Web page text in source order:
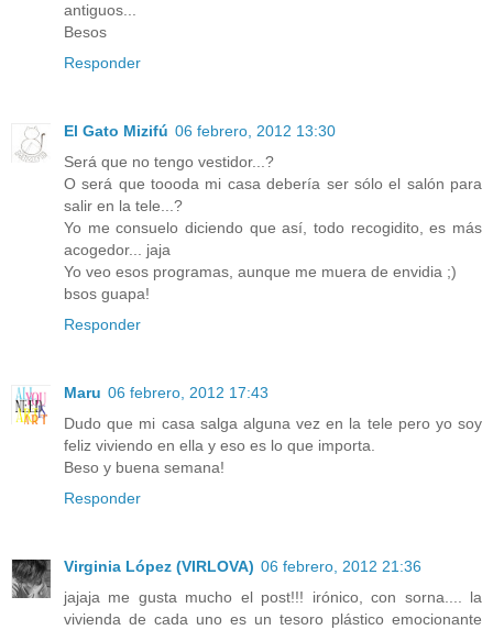
antiguos...
Besos
Responder
El Gato Mizifú 06 febrero, 2012 13:30
Será que no tengo vestidor...?
O será que toooda mi casa debería ser sólo el salón para
salir en la tele...?
Yo me consuelo diciendo que así, todo recogidito, es más
acogedor... jaja
Yo veo esos programas, aunque me muera de envidia ;)
bsos guapa!
Responder
Maru 06 febrero, 2012 17:43
Dudo que mi casa salga alguna vez en la tele pero yo soy
feliz viviendo en ella y eso es lo que importa.
Beso y buena semana!
Responder
Virginia López (VIRLOVA) 06 febrero, 2012 21:36
jajaja me gusta mucho el post!!! irónico, con sorna.... la
vivienda de cada uno es un tesoro plástico emocionante